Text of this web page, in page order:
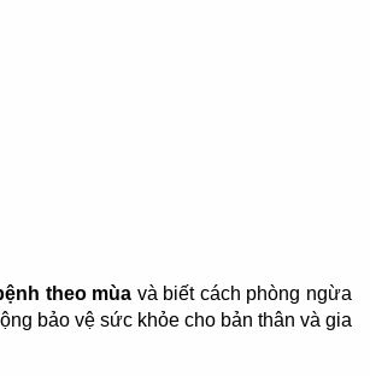
theo mùa và biết cách phòng ngừa
bảo vệ sức khỏe cho bản thân và gia